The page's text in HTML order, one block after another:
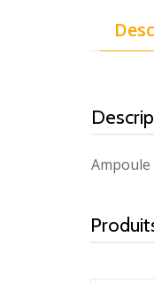
Ampoule